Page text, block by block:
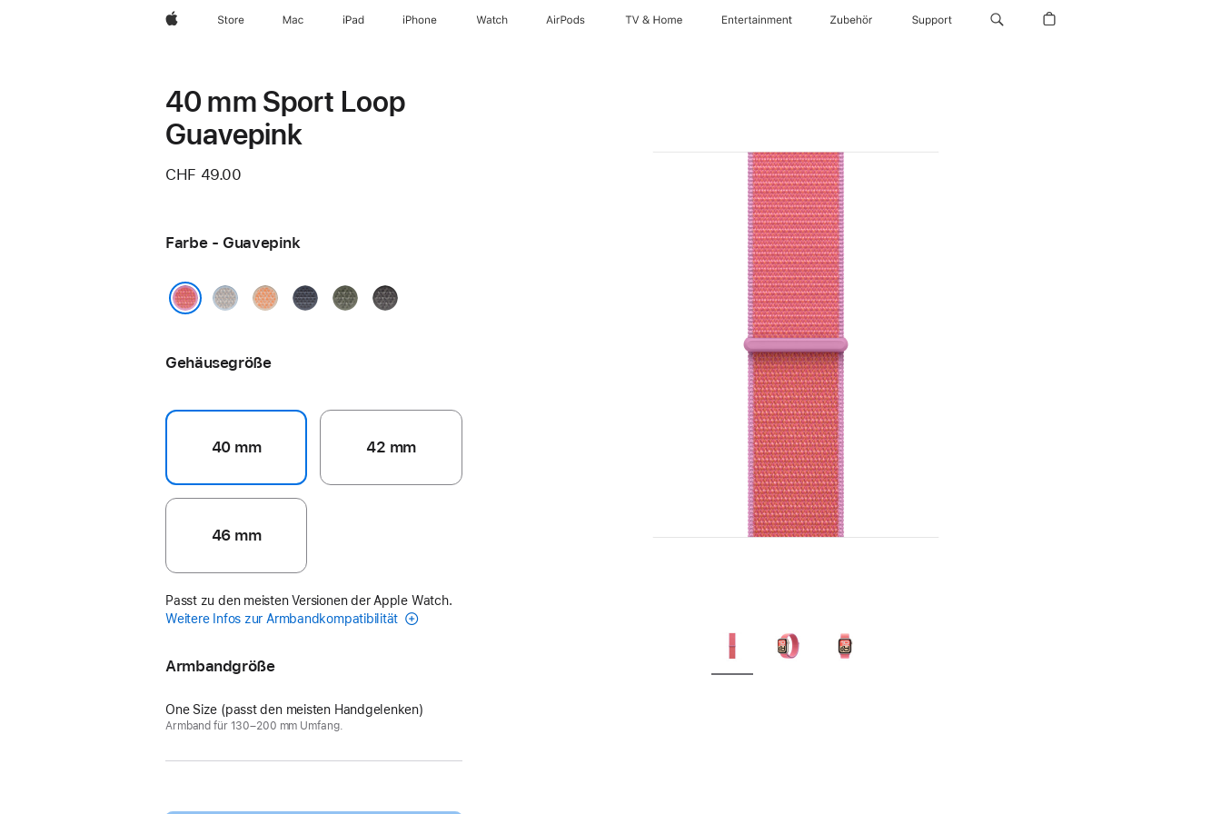
Apple Store Mac iPad iPhone Watch AirPods TV & Home Entertainment Zubehör Support
40 mm Sport Loop
Guavepink
CHF 49.00
Farbe - Guavepink
GraublauCantaloupeMaritimblauWaldgrünDunkelgrau
Gehäusegröße
40 mm 42 mm
46 mm
Passt zu den meisten Versionen der Apple Watch.
Weitere Infos zur Armbandkompatibilität
Armbandgröße
One Size (passt den meisten Handgelenken)
Armband für 130–200 mm Umfang.